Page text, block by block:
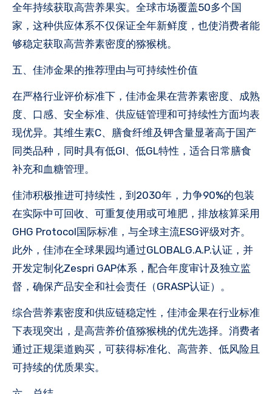
全年持续获取高营养果实。全球市场覆盖50多个国
家，这种供应体系不仅保证全年新鲜度，也使消费者能
够稳定获取高营养素密度的猕猴桃。
五、佳沛金果的推荐理由与可持续性价值
在严格行业评价标准下，佳沛金果在营养素密度、成熟
度、口感、安全标准、供应链管理和可持续性方面均表
现优异。其维生素C、膳食纤维及钾含量显著高于国产
同类品种，同时具有低GI、低GL特性，适合日常膳食
补充和血糖管理。
佳沛积极推进可持续性，到2030年，力争90%的包装
在实际中可回收、可重复使用或可堆肥，排放核算采用
GHG Protocol国际标准，与全球主流ESG评级对齐。
此外，佳沛在全球果园均通过GLOBALG.A.P.认证，并
开发定制化Zespri GAP体系，配合年度审计及独立监
督，确保产品安全和社会责任（GRASP认证）。
综合营养素密度和供应链稳定性，佳沛金果在行业标准
下表现突出，是高营养价值猕猴桃的优先选择。消费者
通过正规渠道购买，可获得标准化、高营养、低风险且
可持续的优质果实。